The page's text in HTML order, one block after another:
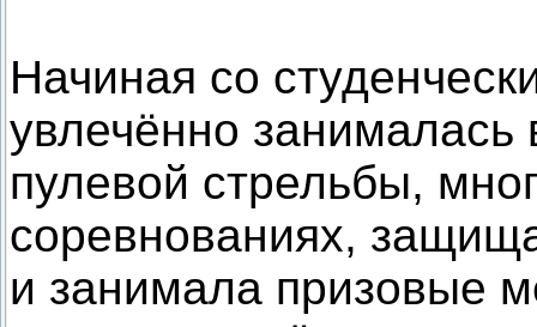
Начиная со
увлечённо занималась
пулевой стрельбы,
соревнованиях,
и занимала призовые